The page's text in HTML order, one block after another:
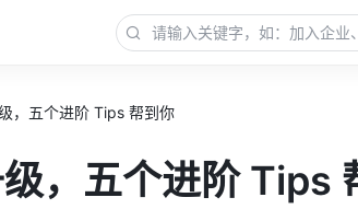
，五个进阶 Tips 帮到你
，五个进阶 Tips